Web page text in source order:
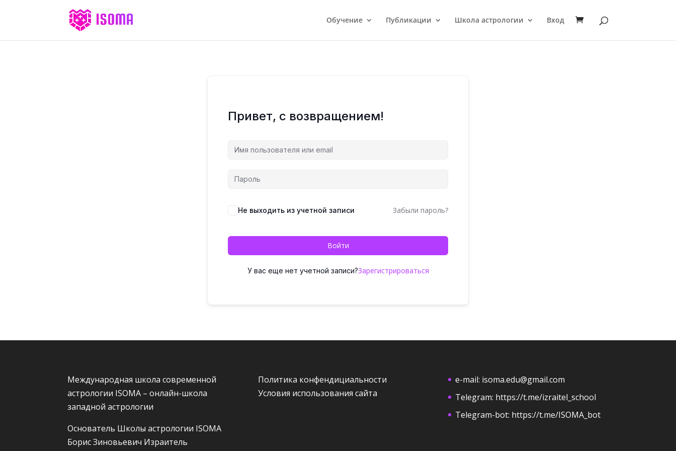
Обучение Публикации Школа астрологии Вход
Привет, с возвращением!
Не выходить из учетной записи Забыли пароль?
Войти
У вас еще нет учетной записи?Зарегистрироваться
Международная школа современной
астрологии ISOMA – онлайн-школа
западной астрологии
Основатель Школы астрологии ISOMA
Борис Зиновьевич Израитель
Политика конфендициальности
Условия использования сайта
e-mail: isoma.edu@gmail.com
Telegram: https://t.me/izraitel_school
Telegram-bot: https://t.me/ISOMA_bot